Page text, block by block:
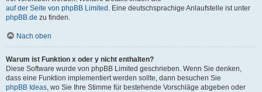
auf der Seite von phpBB Limited . Eine deutschsprachige Anlaufstelle ist unter
phpBB.de zu finden.
Nach oben
Warum ist Funktion x oder y nicht enthalten?
Diese Software wurde von phpBB Limited geschrieben. Wenn Sie denken,
dass eine Funktion implementiert werden sollte, dann besuchen Sie
phpBB Ideas, wo Sie Ihre Stimme für bestehende Vorschläge abgeben oder